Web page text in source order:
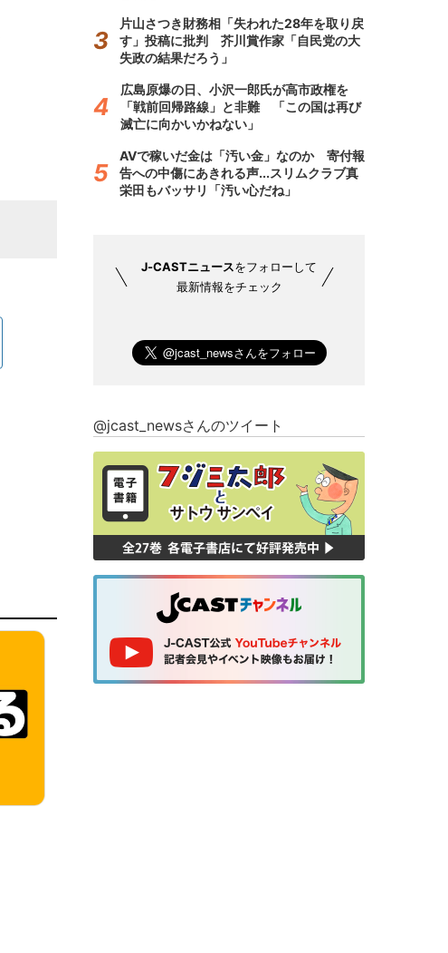
片山さつき財務相「失われた28年を取り戻
す」投稿に批判 芥川賞作家「自民党の大
失政の結果だろう」
広島原爆の日、小沢一郎氏が高市政権を
「戦前回帰路線」と非難 「この国は再び
滅亡に向かいかねない」
AVで稼いだ金は「汚い金」なのか 寄付報
告への中傷にあきれる声...スリムクラブ真
栄田もバッサリ「汚い心だね」
J-CASTニュースをフォローして
最新情報をチェック
@jcast_newsさんのツイート